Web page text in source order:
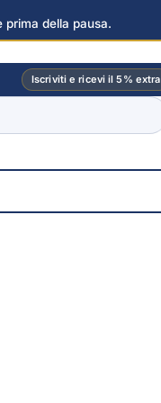
della pausa.
Iscriviti e ricevi il 5% extra